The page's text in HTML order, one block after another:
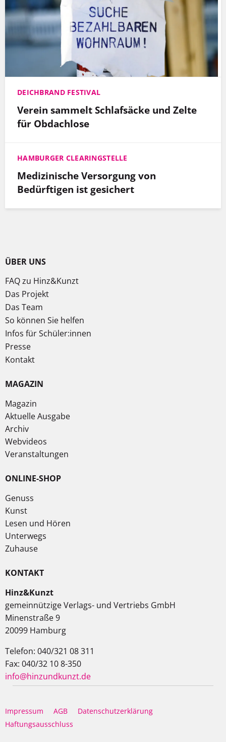
DEICHBRAND FESTIVAL
Verein sammelt Schlafsäcke und Zelte
für Obdachlose
HAMBURGER CLEARINGSTELLE
Medizinische Versorgung von
Bedürftigen ist gesichert
ÜBER UNS
FAQ zu Hinz&Kunzt
Das Projekt
Das Team
So können Sie helfen
Infos für Schüler:innen
Presse
Kontakt
MAGAZIN
Magazin
Aktuelle Ausgabe
Archiv
Webvideos
Veranstaltungen
ONLINE-SHOP
Genuss
Kunst
Lesen und Hören
Unterwegs
Zuhause
KONTAKT
Hinz&Kunzt
gemeinnützige Verlags- und Vertriebs GmbH
Minenstraße 9
20099 Hamburg
Telefon: 040/321 08 311
Fax: 040/32 10 8-350
info@hinzundkunzt.de
Impressum AGB
Datenschutzerklärung
Haftungsausschluss